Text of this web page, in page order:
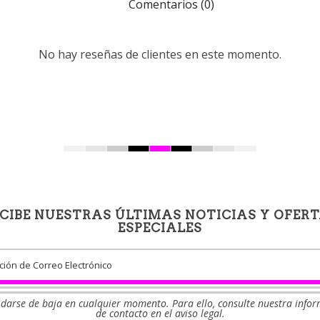
Comentarios (0)
No hay reseñas de clientes en este momento.
NUESTRAS ÚLTIMAS NOTICIAS Y
ESPECIALES
darse de baja en cualquier momento. Para ello, consulte nuestra
de contacto en el aviso legal.